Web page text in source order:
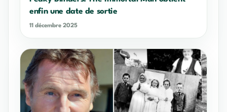
enfin une date de sortie
11 décembre 2025